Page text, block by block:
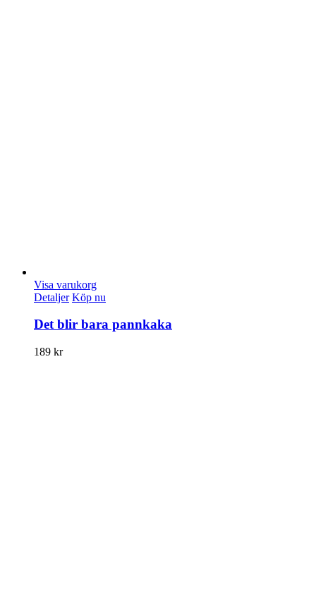
Visa varukorg
Detaljer Köp nu
Det blir bara pannkaka
189 kr